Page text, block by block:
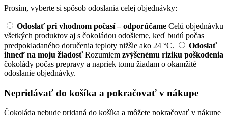
Prosím, vyberte si spôsob odoslania celej objednávky:
Odoslať pri vhodnom počasí – odporúčame Celú objednávku
všetkých produktov aj s čokoládou odošleme, keď budú počas
predpokladaného doručenia teploty nižšie ako 24 °C.
Odoslať
ihneď na moju žiadosť Rozumiem zvýšenému riziku poškodenia
čokolády počas prepravy a napriek tomu žiadam o okamžité
odoslanie objednávky.
Nepridávať do košíka a pokračovať v nákupe
Čokoláda nebude pridaná do košíka a môžete pokračovať v nákupe